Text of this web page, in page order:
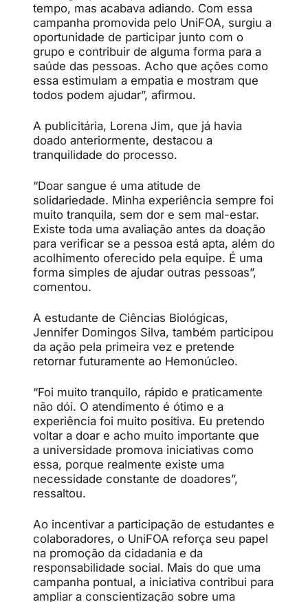
tempo, mas acabava adiando. Com essa
campanha promovida pelo UniFOA, surgiu a
oportunidade de participar junto com o
grupo e contribuir de alguma forma para a
saúde das pessoas. Acho que ações como
essa estimulam a empatia e mostram que
todos podem ajudar”, afirmou.
A publicitária, Lorena Jim, que já havia
doado anteriormente, destacou a
tranquilidade do processo.
“Doar sangue é uma atitude de
solidariedade. Minha experiência sempre foi
muito tranquila, sem dor e sem mal-estar.
Existe toda uma avaliação antes da doação
para verificar se a pessoa está apta, além do
acolhimento oferecido pela equipe. É uma
forma simples de ajudar outras pessoas”,
comentou.
A estudante de Ciências Biológicas,
Jennifer Domingos Silva, também participou
da ação pela primeira vez e pretende
retornar futuramente ao Hemonúcleo.
“Foi muito tranquilo, rápido e praticamente
não dói. O atendimento é ótimo e a
experiência foi muito positiva. Eu pretendo
voltar a doar e acho muito importante que
a universidade promova iniciativas como
essa, porque realmente existe uma
necessidade constante de doadores”,
ressaltou.
Ao incentivar a participação de estudantes e
colaboradores, o UniFOA reforça seu papel
na promoção da cidadania e da
responsabilidade social. Mais do que uma
campanha pontual, a iniciativa contribui para
ampliar a conscientização sobre uma